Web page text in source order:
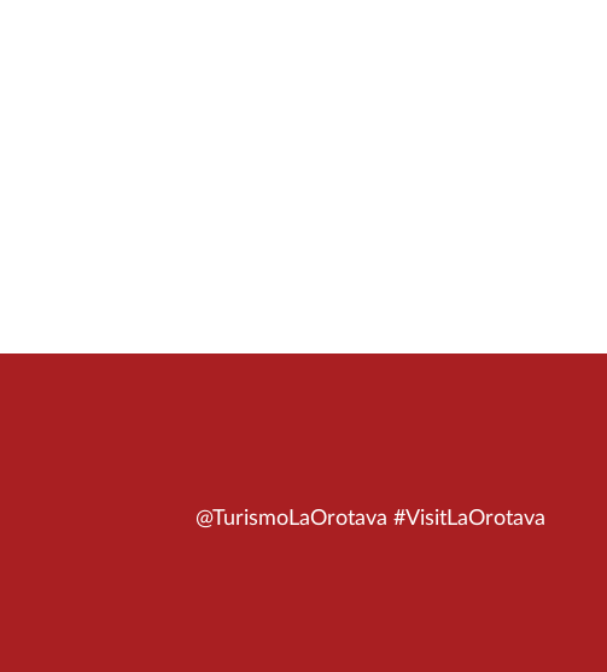
@TurismoLaOrotava #VisitLaOrotava